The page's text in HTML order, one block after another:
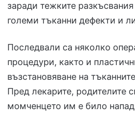
заради тежките разкъсвания
големи тъканни дефекти и
Последвали са няколко
процедури, както и
възстановяване на
Пред лекарите, родителите
момченцето им е било